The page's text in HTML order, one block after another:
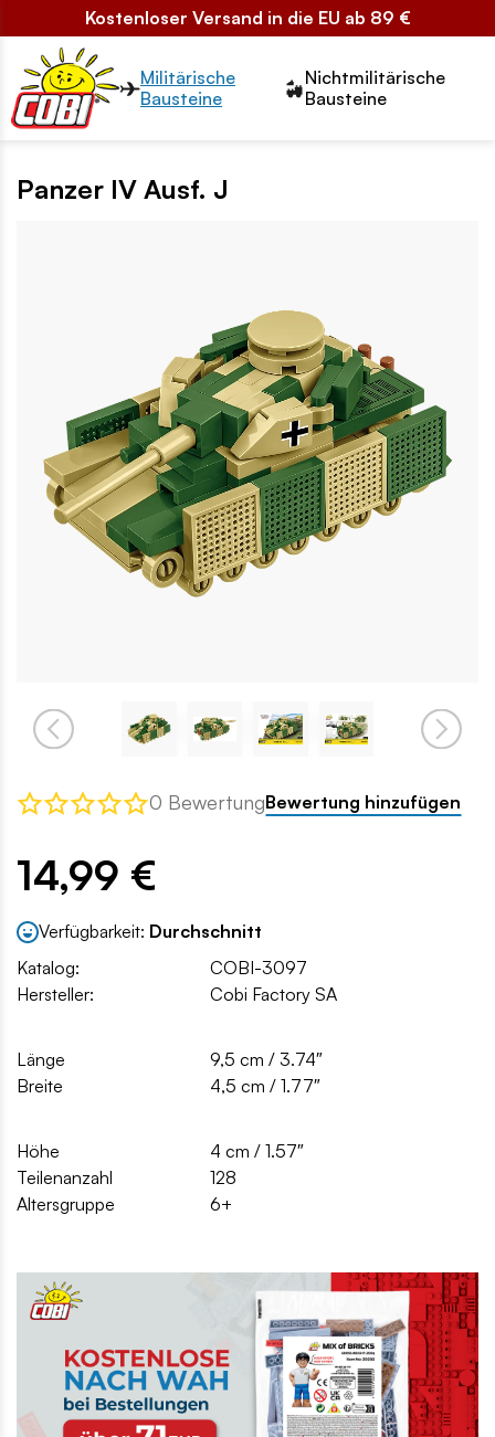
Kostenloser Versand in die EU ab 89 €
Przełącznik segmentów2
Militärische
Bausteine
Nichtmilitärische
Bausteine
Panzer IV Ausf. J
0 BewertungBewertung hinzufügen
14,99 €
Verfügbarkeit: Durchschnitt
Katalog:
COBI-3097
Hersteller:
Cobi Factory SA
Länge
9,5 cm / 3.74″
Breite
4,5 cm / 1.77″
Höhe
4 cm / 1.57″
Teilenanzahl
128
Altersgruppe
6+